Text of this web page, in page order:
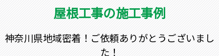
屋根工事の施工事例
神奈川県地域密着！ご依頼ありがとうございまし
た！